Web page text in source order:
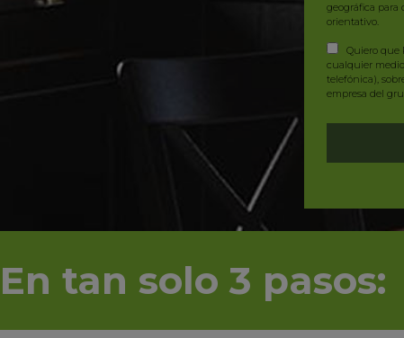
geográfica
orientativo.
Quiero que
cualquier
telefónica),
empresa del
En tan solo 3 pasos: